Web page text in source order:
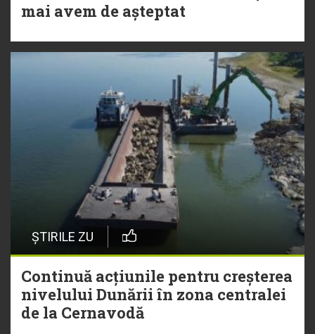
mai avem de așteptat
ȘTIRILE ZU
Continuă acțiunile pentru creșterea
nivelului Dunării în zona centralei
de la Cernavodă